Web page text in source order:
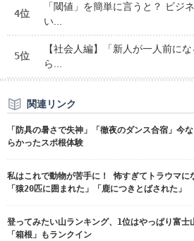
4位
「閾値」を簡単に言うと？ ビジ
い...
5位
【社会人編】「新人が一人前に
ら...
関連リンク
「防具の暑さで失神」「徹夜のダンス合宿」今
らかったスポ根体験
私はこれで動物が苦手に！ 怖すぎてトラウマに
「猿20匹に囲まれた」「鹿につきとばされた」
登ってみたい山ランキング、1位はやっぱり富士
「箱根」もランクイン